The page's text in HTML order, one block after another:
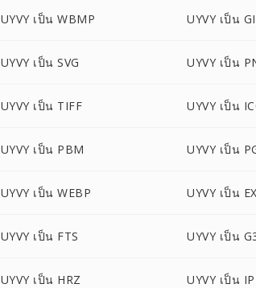
UYVY เป็น WBMP UYVY เป็น
UYVY เป็น SVG UYVY เป็น
UYVY เป็น TIFF UYVY เป็น
UYVY เป็น PBM UYVY เป็น
UYVY เป็น WEBP UYVY เป็น
UYVY เป็น FTS UYVY เป็น
UYVY เป็น HRZ UYVY เป็น